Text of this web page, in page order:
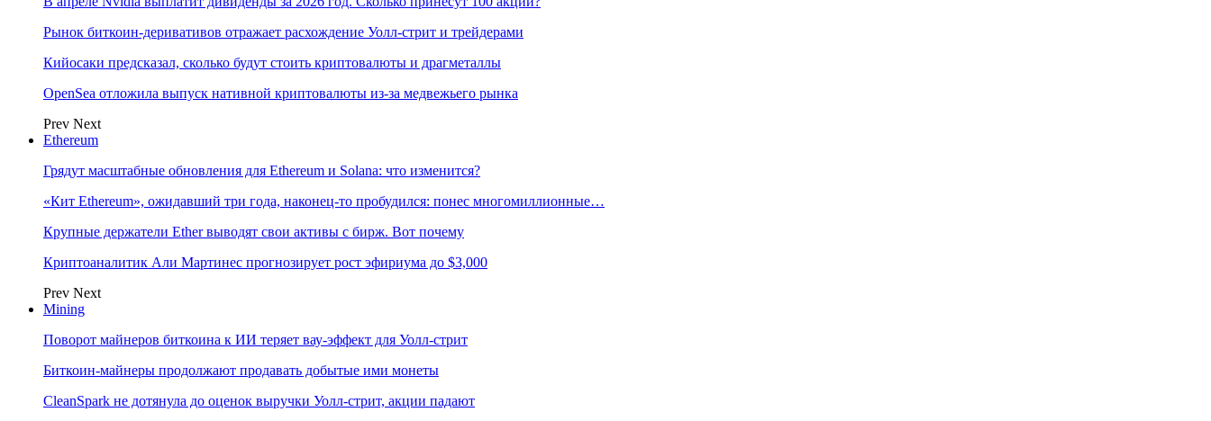
Рынок биткоин-деривативов отражает расхождение Уолл-стрит и трейдерами
Кийосаки предсказал, сколько будут стоить криптовалюты и драгметаллы
OpenSea отложила выпуск нативной криптовалюты из-за медвежьего рынка
Prev Next
Ethereum
Грядут масштабные обновления для Ethereum и Solana: что изменится?
«Кит Ethereum», ожидавший три года, наконец-то пробудился: понес многомиллионные…
Крупные держатели Ether выводят свои активы с бирж. Вот почему
Криптоаналитик Али Мартинес прогнозирует рост эфириума до $3,000
Prev Next
Mining
Поворот майнеров биткоина к ИИ теряет вау-эффект для Уолл-стрит
Биткоин-майнеры продолжают продавать добытые ими монеты
CleanSpark не дотянула до оценок выручки Уолл-стрит, акции падают